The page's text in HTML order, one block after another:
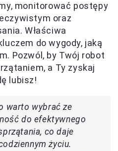
monitorować postępy
oraz
Właściwa
do wygody, jaką
Pozwól, by Twój robot
a Ty zyskaj
lubisz!
warto wybrać ze
do efektywnego
co daje
życiu.